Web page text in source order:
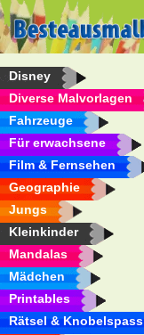
Disney
Diverse Malvorlagen
Fahrzeuge
Für erwachsene
Film & Fernsehen
Geographie
Jungs
Kleinkinder
Mandalas
Mädchen
Printables
Rätsel & Knobelspass